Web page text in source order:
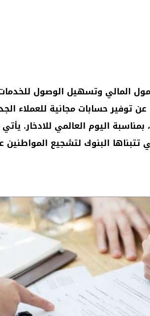
المالي وتسهيل الوصول
توفير حسابات مجانية للعملاء
اليوم العالمي للادخار.
تتبناها البنوك لتشجيع المواطنين